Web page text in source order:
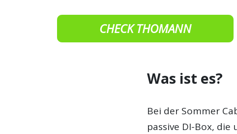
CHECK THOMANN
Was ist es?
Bei der Sommer
passive DI-Box, die